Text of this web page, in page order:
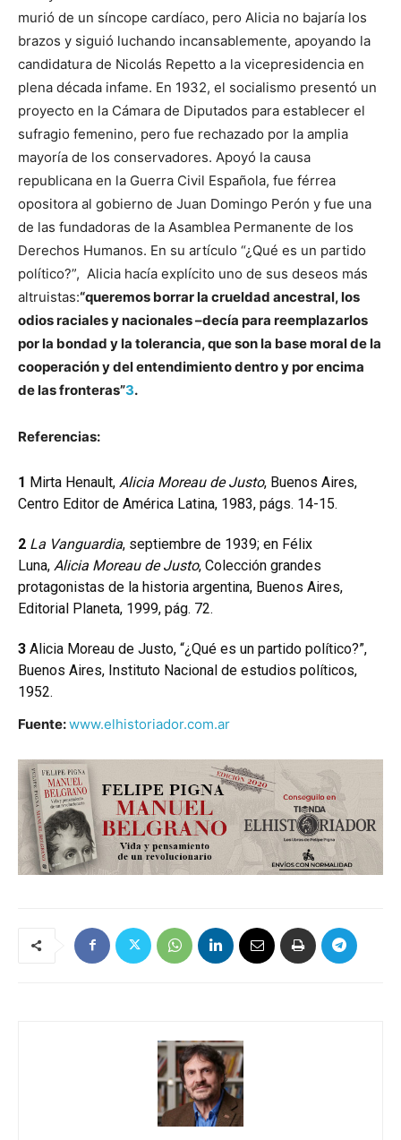
murió de un síncope cardíaco, pero Alicia no bajaría los
brazos y siguió luchando incansablemente, apoyando la
candidatura de Nicolás Repetto a la vicepresidencia en
plena década infame. En 1932, el socialismo presentó un
proyecto en la Cámara de Diputados para establecer el
sufragio femenino, pero fue rechazado por la amplia
mayoría de los conservadores. Apoyó la causa
republicana en la Guerra Civil Española, fue férrea
opositora al gobierno de Juan Domingo Perón y fue una
de las fundadoras de la Asamblea Permanente de los
Derechos Humanos. En su artículo “¿Qué es un partido
político?”, Alicia hacía explícito uno de sus deseos más
altruistas:“queremos borrar la crueldad ancestral, los
odios raciales y nacionales –decía para reemplazarlos
por la bondad y la tolerancia, que son la base moral de la
cooperación y del entendimiento dentro y por encima
de las fronteras”3.
Referencias:
1 Mirta Henault, Alicia Moreau de Justo, Buenos Aires,
Centro Editor de América Latina, 1983, págs. 14-15.
2 La Vanguardia, septiembre de 1939; en Félix
Luna, Alicia Moreau de Justo, Colección grandes
protagonistas de la historia argentina, Buenos Aires,
Editorial Planeta, 1999, pág. 72.
3 Alicia Moreau de Justo, “¿Qué es un partido político?”,
Buenos Aires, Instituto Nacional de estudios políticos,
1952.
Fuente:www.elhistoriador.com.ar